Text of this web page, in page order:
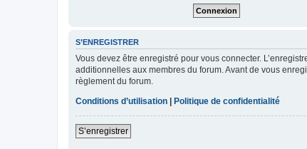
S’ENREGISTRER
Vous devez être enregistré pour vous connecter.
additionnelles aux membres du forum. Avant de vous
règlement du forum.
Conditions d’utilisation
Politique de confidentialité
S’enregistrer